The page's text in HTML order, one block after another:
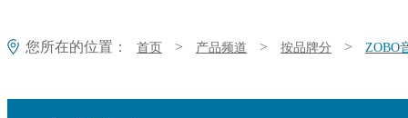
您所在的位置： 首页 > 产品频道 > 按品牌分 > ZOBO